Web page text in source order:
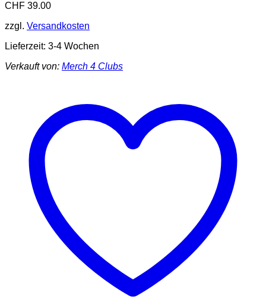
CHF 39.00
zzgl. Versandkosten
Lieferzeit: 3-4 Wochen
Verkauft von: Merch 4 Clubs